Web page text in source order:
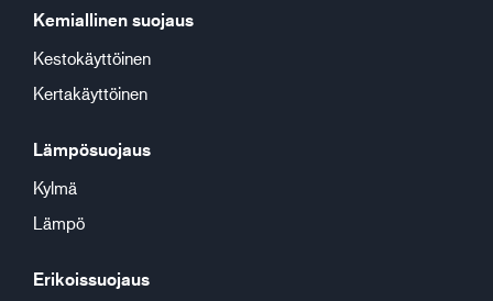
Kemiallinen suojaus
Kestokäyttöinen
Kertakäyttöinen
Lämpösuojaus
Kylmä
Lämpö
Erikoissuojaus